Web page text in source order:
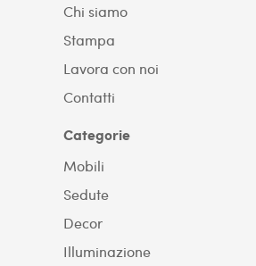
Chi siamo
Stampa
Lavora con noi
Contatti
Categorie
Mobili
Sedute
Decor
Illuminazione